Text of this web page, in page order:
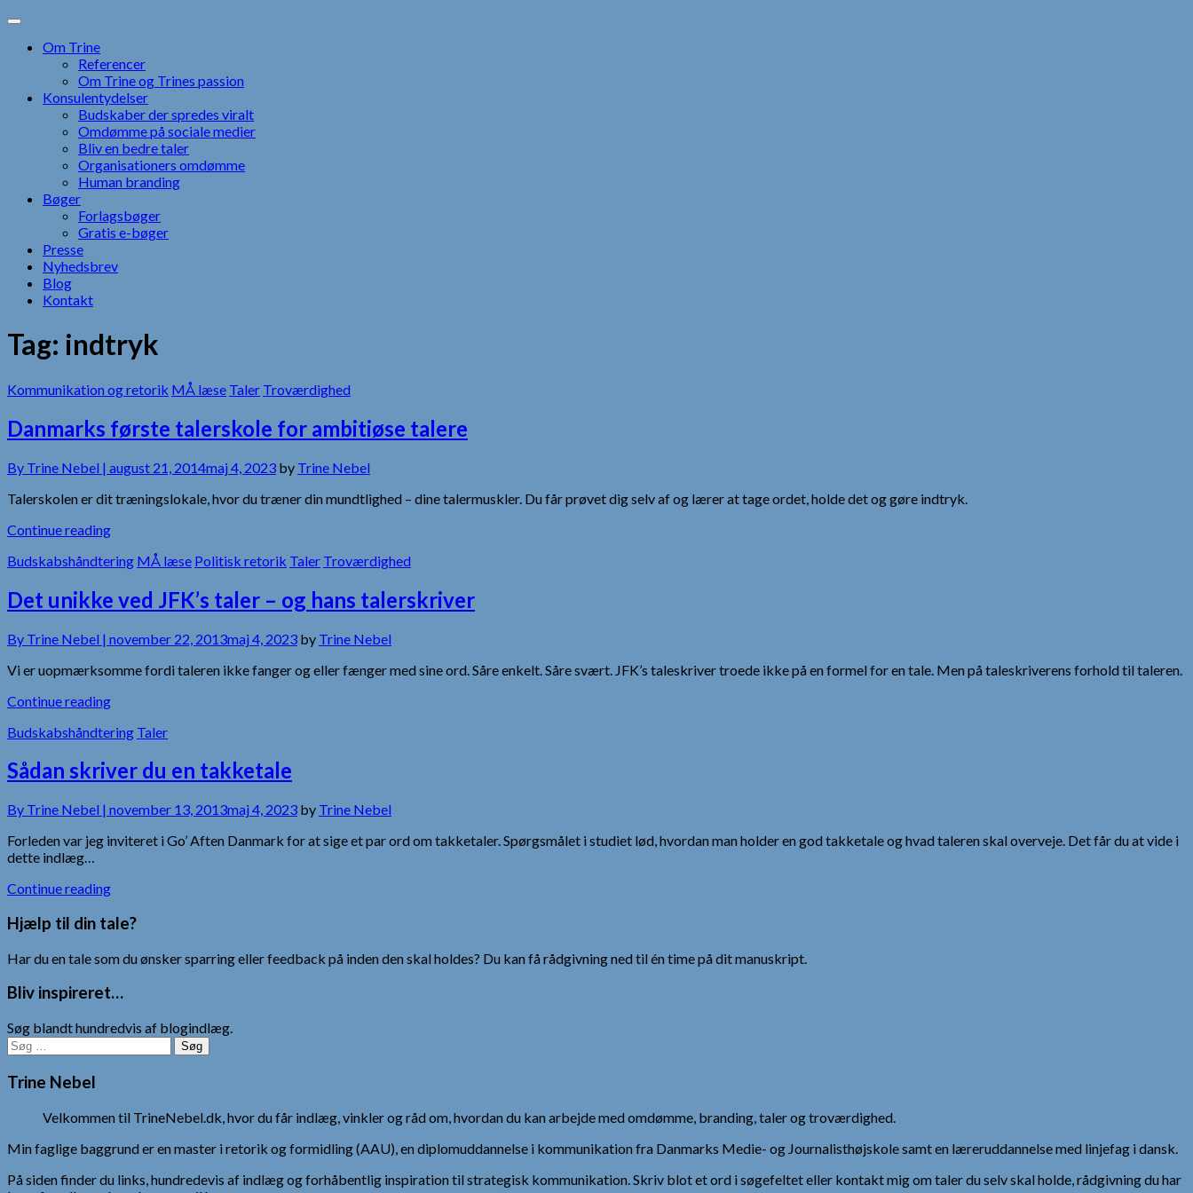
Skip
contentOm Trine
Referencer
Om Trine og Trines passion
Konsulentydelser
Budskaber der spredes viralt
Omdømme på sociale medier
Bliv en bedre taler
Organisationers omdømme
Human branding
Bøger
Forlagsbøger
Gratis e-bøger
Presse
Nyhedsbrev
Blog
Kontakt
Tag: indtryk
Kommunikation og retorik MÅ læse Taler Troværdighed
Danmarks første talerskole for ambitiøse talere
By Trine Nebel | august 21, 2014maj 4, 2023 by Trine Nebel
Talerskolen er dit træningslokale, hvor du træner din mundtlighed – dine talermuskler. Du får prøvet dig selv af og lærer at tage ordet, holde det og gøre indtryk.
Continue reading
Budskabshåndtering MÅ læse Politisk retorik Taler Troværdighed
Det unikke ved JFK’s taler – og hans talerskriver
By Trine Nebel | november 22, 2013maj 4, 2023 by Trine Nebel
Vi er uopmærksomme fordi taleren ikke fanger og eller fænger med sine ord. Såre enkelt. Såre svært. JFK’s taleskriver troede ikke på en formel for en tale. Men på taleskriverens forhold til taleren.
Continue reading
Budskabshåndtering Taler
Sådan skriver du en takketale
By Trine Nebel | november 13, 2013maj 4, 2023 by Trine Nebel
Forleden var jeg inviteret i Go’ Aften Danmark for at sige et par ord om takketaler. Spørgsmålet i studiet lød, hvordan man holder en god takketale og hvad taleren skal overveje. Det får du at vide i
dette indlæg…
Continue reading
Hjælp til din tale?
Har du en tale som du ønsker sparring eller feedback på inden den skal holdes? Du kan få rådgivning ned til én time på dit manuskript.
Bliv inspireret…
Søg blandt hundredvis af blogindlæg.
Søg
efter:
Trine Nebel
Velkommen til TrineNebel.dk, hvor du får indlæg, vinkler og råd om, hvordan du kan arbejde med omdømme, branding, taler og troværdighed.
Min faglige baggrund er en master i retorik og formidling (AAU), en diplomuddannelse i kommunikation fra Danmarks Medie- og Journalisthøjskole samt en læreruddannelse med linjefag i dansk.
På siden finder du links, hundredevis af indlæg og forhåbentlig inspiration til strategisk kommunikation. Skriv blot et ord i søgefeltet eller kontakt mig om taler du selv skal holde, rådgivning du har